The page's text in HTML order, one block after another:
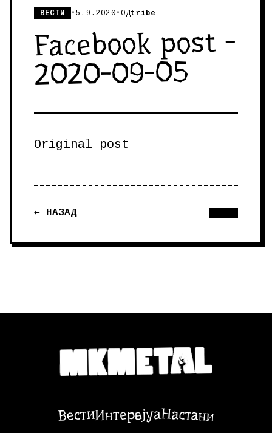
ВЕСТИ •5.9.2020 •ОДtribe
Facebook post -
2020-09-05
Original post
← НАЗАД
ВестиИнтервјуаНастани